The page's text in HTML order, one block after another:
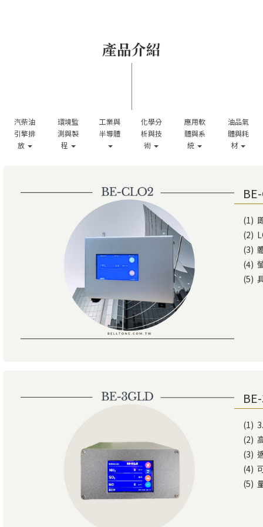
產品介紹
汽柴油
引擎排
放
環境監
測與製
程
工業與
半導體
化學分
析與技
術
應用軟
體與系
統
油品氣
體與耗
材
(1)
(2)
(3)
(4)
(5)
(1)
(2)
(3)
(4)
(5)